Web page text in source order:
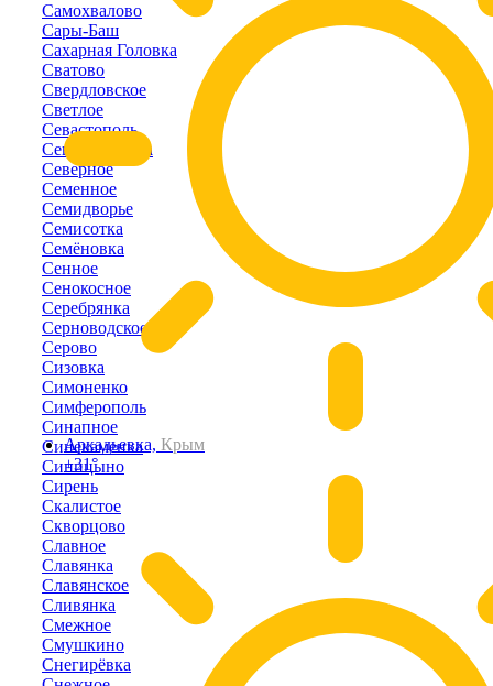
Аркадьевка, Крым
+31°
Самохвалово
Сары-Баш
Сахарная Головка
Сватово
Свердловское
Светлое
Севастополь
Севастьяновка
Северное
Семенное
Семидворье
Семисотка
Семёновка
Сенное
Сенокосное
Серебрянка
Серноводское
Серово
Сизовка
Симоненко
Симферополь
Синапное
Синекаменка
Синицыно
Сирень
Скалистое
Скворцово
Славное
Славянка
Славянское
Сливянка
Смежное
Смушкино
Снегирёвка